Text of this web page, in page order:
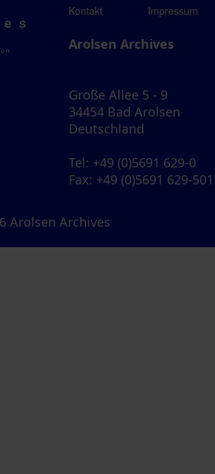
Kontakt Impressum
Arolsen Archives
Große Allee 5 - 9
34454 Bad Arolsen
Deutschland
Tel: +49 (0)5691 629-0
Fax: +49 (0)5691 629-501
Arolsen Archives